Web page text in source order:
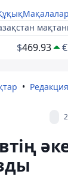
Мақалалар
$469.93 €